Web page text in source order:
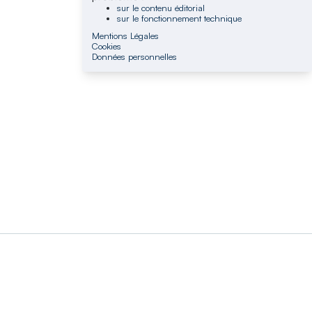
sur le contenu éditorial
sur le fonctionnement technique
Mentions Légales
Cookies
Données personnelles